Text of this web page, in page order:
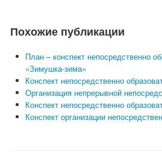
Похожие публикации
План – конспект непосредственно
«Зимушка-зима»
Конспект непосредственно
Организация непрерывной
Конспект непосредственно
Конспект организации